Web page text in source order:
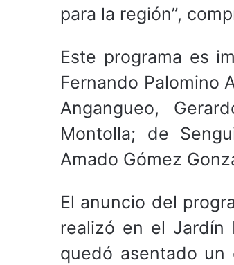
para la región”,
Este programa es
Fernando Palomino
Angangueo,
Montolla; de
Amado Gómez
El anuncio del
realizó en el Jardín
quedó asentado un